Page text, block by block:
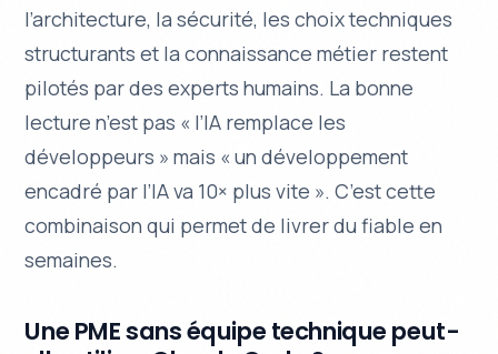
l’architecture, la sécurité, les choix techniques
structurants et la connaissance métier restent
pilotés par des experts humains. La bonne
lecture n’est pas « l’IA remplace les
développeurs » mais « un développement
encadré par l’IA va 10× plus vite ». C’est cette
combinaison qui permet de livrer du fiable en
semaines.
Une PME sans équipe technique peut-